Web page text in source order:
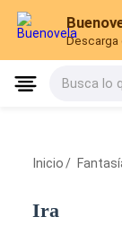
Descarga
Busca lo
Inicio /
Ira